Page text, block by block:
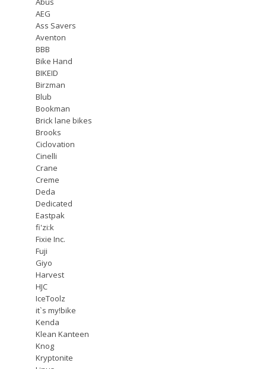
AEG
Ass Savers
Aventon
BBB
Bike Hand
BIKEID
Birzman
Blub
Bookman
Brick lane bikes
Brooks
Ciclovation
Cinelli
Crane
Creme
Deda
Dedicated
Eastpak
fi'zi:k
Fixie Inc.
Fuji
Giyo
Harvest
HJC
IceToolz
it`s my!bike
Kenda
Klean Kanteen
Knog
Kryptonite